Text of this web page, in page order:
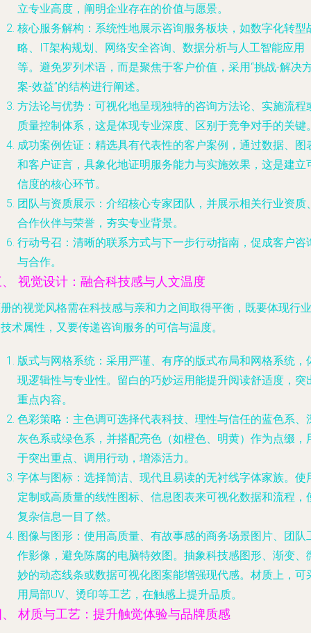
立专业高度，阐明企业存在的价值与愿景。
核心服务解构 ：系统性地展示咨询服务板块，如数字化转型
略、IT架构规划、网络安全咨询、数据分析与人工智能应用
等。避免罗列术语，而是聚焦于客户价值，采用“挑战-解决
案-效益”的结构进行阐述。
方法论与优势 ：可视化地呈现独特的咨询方法论、实施流程
质量控制体系，这是体现专业深度、区别于竞争对手的关键
成功案例佐证 ：精选具有代表性的客户案例，通过数据、图
和客户证言，具象化地证明服务能力与实施效果，这是建立
信度的核心环节。
团队与资质展示 ：介绍核心专家团队，并展示相关行业资质
合作伙伴与荣誉，夯实专业背景。
行动号召 ：清晰的联系方式与下一步行动指南，促成客户咨
与合作。
视觉设计：融合科技感与人文温度
的视觉风格需在科技感与亲和力之间取得平衡，既要体现行业
术属性，又要传递咨询服务的可信与温度。
版式与网格系统 ：采用严谨、有序的版式布局和网格系统，
现逻辑性与专业性。留白的巧妙运用能提升阅读舒适度，突
重点内容。
色彩策略 ：主色调可选择代表科技、理性与信任的蓝色系、
灰色系或绿色系，并搭配亮色（如橙色、明黄）作为点缀，
于突出重点、调用行动，增添活力。
字体与图标 ：选择简洁、现代且易读的无衬线字体家族。使
定制或高质量的线性图标、信息图表来可视化数据和流程，
复杂信息一目了然。
图像与图形 ：使用高质量、有故事感的商务场景图片、团队
作影像，避免陈腐的电脑特效图。抽象科技感图形、渐变、
妙的动态线条或数据可视化图案能增强现代感。材质上，可
用局部UV、烫印等工艺，在触感上提升品质。
材质与工艺：提升触觉体验与品牌质感